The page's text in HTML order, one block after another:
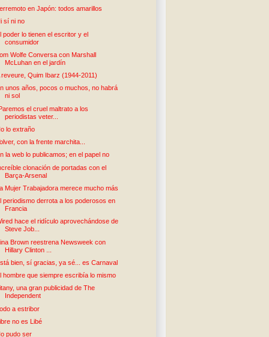
en Japón: todos amarillos
sí ni no
poder lo tienen el escritor y el
consumidor
Wolfe Conversa con Marshall
McLuhan en el jardín
reveure, Quim Ibarz (1944-2011)
unos años, pocos o muchos, no habrá
ni sol
el cruel maltrato a los
periodistas veter...
lo extraño
con la frente marchita...
la web lo publicamos; en el papel no
clonación de portadas con el
Barça-Arsenal
Mujer Trabajadora merece mucho más
periodismo derrota a los poderosos en
Francia
hace el ridículo aprovechándose de
Steve Job...
Brown reestrena Newsweek con
Hillary Clinton ...
bien, sí gracias, ya sé... es Carnaval
hombre que siempre escribía lo mismo
Litany, una gran publicidad de The
Independent
a estribor
no es Libé
pudo ser